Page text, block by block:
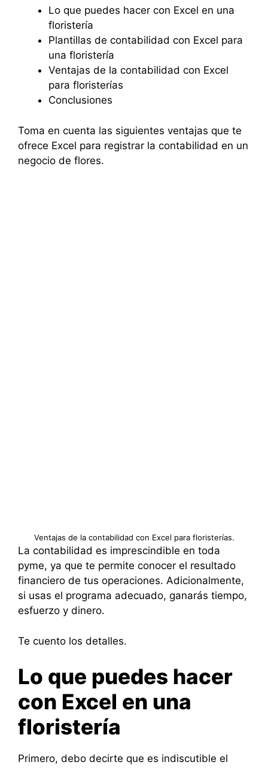
Lo que puedes hacer con Excel en una
floristería
Plantillas de contabilidad con Excel para
una floristería
Ventajas de la contabilidad con Excel
para floristerías
Conclusiones
Toma en cuenta las siguientes ventajas que te
ofrece Excel para registrar la contabilidad en un
negocio de flores.
Ventajas de la contabilidad con Excel para floristerías.
La contabilidad es imprescindible en toda
pyme, ya que te permite conocer el resultado
financiero de tus operaciones. Adicionalmente,
si usas el programa adecuado, ganarás tiempo,
esfuerzo y dinero.
Te cuento los detalles.
Lo que puedes hacer
con Excel en una
floristería
Primero, debo decirte que es indiscutible el